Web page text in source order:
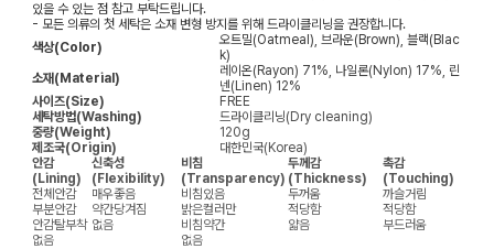
있을 수 있는 점 참고 부탁드립니다.
- 모든 의류의 첫 세탁은 소재 변형 방지를 위해 드라이클리닝을 권장합니다.
색상(Color)
오트밀(Oatmeal), 브라운(Brown), 블랙(Blac
k)
소재(Material)
레이온(Rayon) 71%, 나일론(Nylon) 17%, 린
넨(Linen) 12%
사이즈(Size)
FREE
세탁방법(Washing)
드라이클리닝(Dry cleaning)
중량(Weight)
120g
제조국(Origin)
대한민국(Korea)
안감
(Lining)
신축성
(Flexibility)
비침
(Transparency)
두께감
(Thickness)
촉감
(Touching)
전체안감
매우좋음 비침있음 두꺼움
까슬거림
부분안감
약간당겨짐 밝은컬러만 적당함
적당함
안감탈부착 없음 비침약간 얇음
부드러움
없음
없음